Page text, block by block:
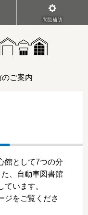
閲覧補助
のご案内
館として7つの分
、自動車図書館
います。
ジをご覧くださ